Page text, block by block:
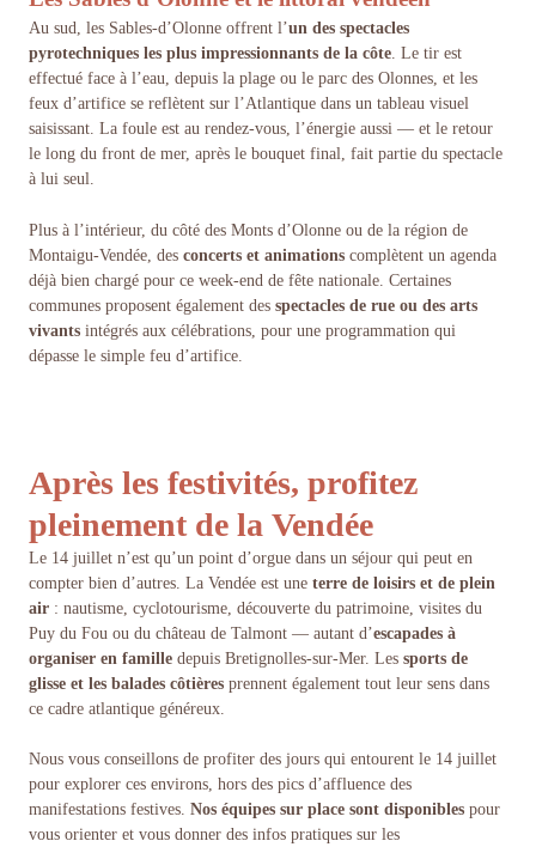
Au sud, les Sables-d’Olonne offrent l’un des spectacles
pyrotechniques les plus impressionnants de la côte. Le tir est
effectué face à l’eau, depuis la plage ou le parc des Olonnes, et les
feux d’artifice se reflètent sur l’Atlantique dans un tableau visuel
saisissant. La foule est au rendez-vous, l’énergie aussi — et le retour
le long du front de mer, après le bouquet final, fait partie du spectacle
à lui seul.
Plus à l’intérieur, du côté des Monts d’Olonne ou de la région de
Montaigu-Vendée, des concerts et animations complètent un agenda
déjà bien chargé pour ce week-end de fête nationale. Certaines
communes proposent également des spectacles de rue ou des arts
vivants intégrés aux célébrations, pour une programmation qui
dépasse le simple feu d’artifice.
Après les festivités, profitez
pleinement de la Vendée
Le 14 juillet n’est qu’un point d’orgue dans un séjour qui peut en
compter bien d’autres. La Vendée est une terre de loisirs et de plein
air : nautisme, cyclotourisme, découverte du patrimoine, visites du
Puy du Fou ou du château de Talmont — autant d’escapades à
organiser en famille depuis Bretignolles-sur-Mer. Les sports de
glisse et les balades côtières prennent également tout leur sens dans
ce cadre atlantique généreux.
Nous vous conseillons de profiter des jours qui entourent le 14 juillet
pour explorer ces environs, hors des pics d’affluence des
manifestations festives. Nos équipes sur place sont disponibles pour
vous orienter et vous donner des infos pratiques sur les